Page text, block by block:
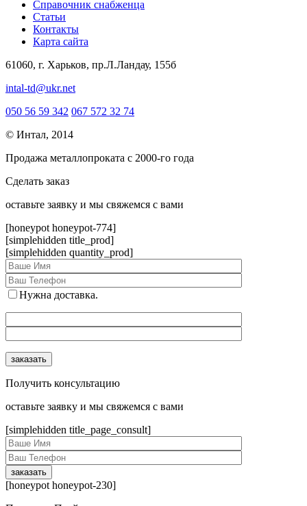
Справочник снабженца
Статьи
Контакты
Карта сайта
61060, г. Харьков, пр.Л.Ландау, 155б
intal-td@ukr.net
050 56 59 342 067 572 32 74
© Интал, 2014
Продажа металлопроката с 2000-го года
Сделать заказ
оcтавьте заявку и мы свяжемся с вами
[honeypot honeypot-774]
[simplehidden title_prod]
[simplehidden quantity_prod]
Нужна доставка.
Получить консультацию
оcтавьте заявку и мы свяжемся с вами
[simplehidden title_page_consult]
[honeypot honeypot-230]